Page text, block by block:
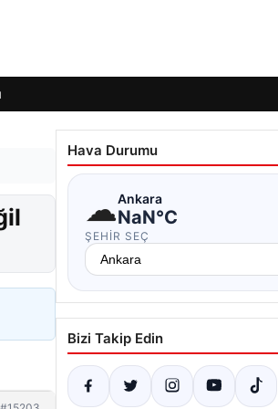
Hava Durumu
☁Ankara
NaN°C
ŞEHIR SEÇ
Bizi Takip Edin